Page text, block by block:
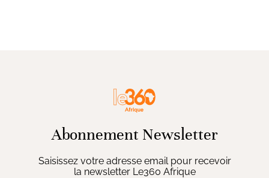
Abonnement Newsletter
Saisissez votre adresse email pour recevoir
la newsletter Le360 Afrique